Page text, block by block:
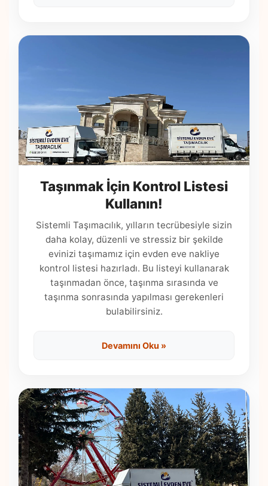
Taşınmak İçin Kontrol Listesi
Kullanın!
Sistemli Taşımacılık, yılların tecrübesiyle sizin
daha kolay, düzenli ve stressiz bir şekilde
evinizi taşımamız için evden eve nakliye
kontrol listesi hazırladı. Bu listeyi kullanarak
taşınmadan önce, taşınma sırasında ve
taşınma sonrasında yapılması gerekenleri
bulabilirsiniz.
Devamını Oku »